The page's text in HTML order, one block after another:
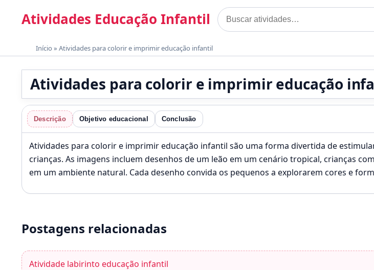
Atividades Educação Infantil Buscar por:
Início » Atividades para colorir e imprimir educação infantil
Atividades para colorir e imprimir educação
Descrição Objetivo educacional Conclusão
Atividades para colorir e imprimir educação infantil são uma forma divertida de
crianças. As imagens incluem desenhos de um leão em um cenário tropical, crianças
em um ambiente natural. Cada desenho convida os pequenos a explorarem cores e
Postagens relacionadas
Atividade labirinto educação infantil